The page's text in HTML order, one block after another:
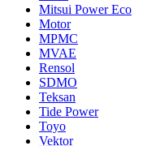
Mitsui Power Eco
Motor
MPMC
MVAE
Rensol
SDMO
Teksan
Tide Power
Toyo
Vektor